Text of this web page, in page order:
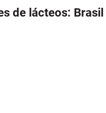
de lácteos: